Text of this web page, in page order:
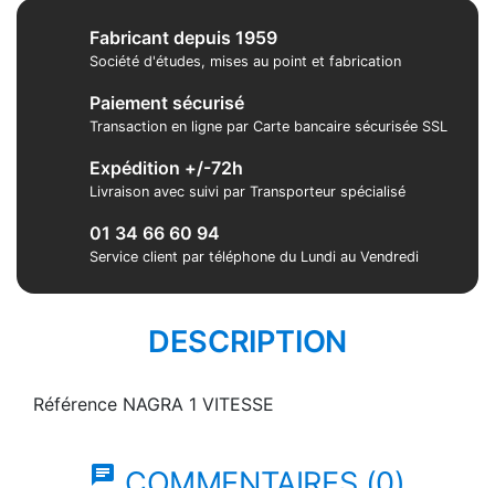
Fabricant depuis 1959
Société d'études, mises au point et fabrication
Paiement sécurisé
Transaction en ligne par Carte bancaire sécurisée SSL
Expédition +/-72h
Livraison avec suivi par Transporteur spécialisé
01 34 66 60 94
Service client par téléphone du Lundi au Vendredi
DESCRIPTION
Référence NAGRA 1 VITESSE
chat